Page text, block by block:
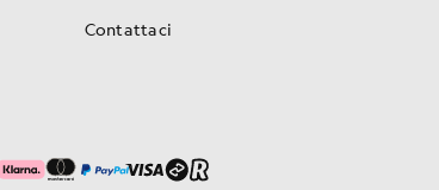
Contattaci